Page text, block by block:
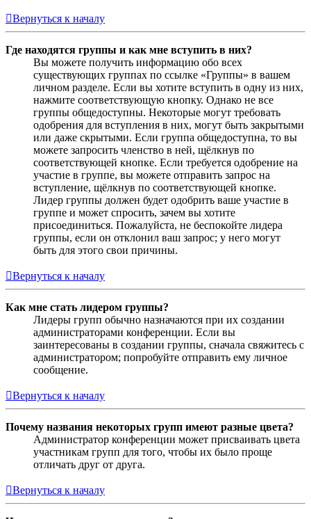
Вернуться к началу
Где находятся группы и как мне вступить в них?
Вы можете получить информацию обо всех
существующих группах по ссылке «Группы» в вашем
личном разделе. Если вы хотите вступить в одну из них,
нажмите соответствующую кнопку. Однако не все
группы общедоступны. Некоторые могут требовать
одобрения для вступления в них, могут быть закрытыми
или даже скрытыми. Если группа общедоступна, то вы
можете запросить членство в ней, щёлкнув по
соответствующей кнопке. Если требуется одобрение на
участие в группе, вы можете отправить запрос на
вступление, щёлкнув по соответствующей кнопке.
Лидер группы должен будет одобрить ваше участие в
группе и может спросить, зачем вы хотите
присоединиться. Пожалуйста, не беспокойте лидера
группы, если он отклонил ваш запрос; у него могут
быть для этого свои причины.
Вернуться к началу
Как мне стать лидером группы?
Лидеры групп обычно назначаются при их создании
администраторами конференции. Если вы
заинтересованы в создании группы, сначала свяжитесь с
администратором; попробуйте отправить ему личное
сообщение.
Вернуться к началу
Почему названия некоторых групп имеют разные цвета?
Администратор конференции может присваивать цвета
участникам групп для того, чтобы их было проще
отличать друг от друга.
Вернуться к началу